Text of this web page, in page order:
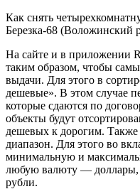
Как снять
Березка-68 (Воложинский
На сайте и в приложении
таким образом, чтобы
выдачи. Для этого в
дешевые». В этом случае
которые сдаются по
объекты будут
дешевых к дорогим. Также
диапазон. Для этого во
минимальную и
любую валюту — доллары,
рубли.